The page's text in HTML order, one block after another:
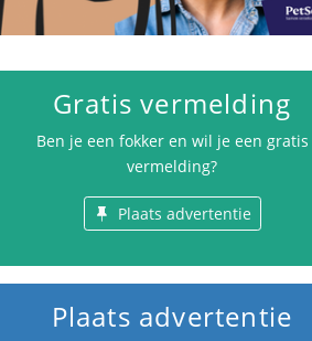
Gratis vermelding
Ben je een fokker en wil je een gratis
vermelding?
Plaats advertentie
Plaats advertentie